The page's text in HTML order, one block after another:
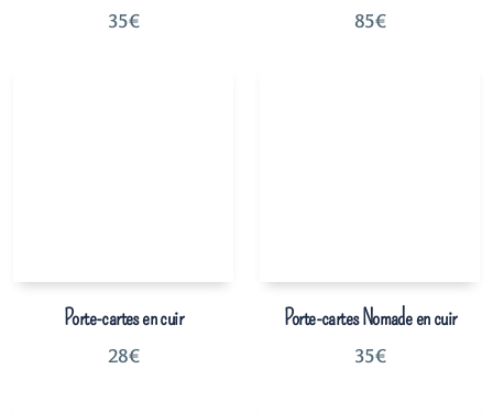
35€ 85€
Porte-cartes en cuir
28€
Porte-cartes Nomade en cuir
35€